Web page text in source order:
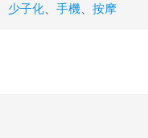
少子化
手機 按摩